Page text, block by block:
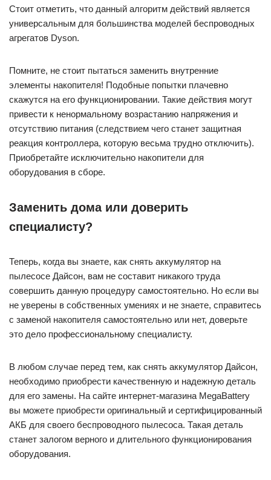
Стоит отметить, что данный алгоритм действий является
универсальным для большинства моделей беспроводных
агрегатов Dyson.
Помните, не стоит пытаться заменить внутренние
элементы накопителя! Подобные попытки плачевно
скажутся на его функционировании. Такие действия могут
привести к ненормальному возрастанию напряжения и
отсутствию питания (следствием чего станет защитная
реакция контроллера, которую весьма трудно отключить).
Приобретайте исключительно накопители для
оборудования в сборе.
Заменить дома или доверить
специалисту?
Теперь, когда вы знаете, как снять аккумулятор на
пылесосе Дайсон, вам не составит никакого труда
совершить данную процедуру самостоятельно. Но если вы
не уверены в собственных умениях и не знаете, справитесь
с заменой накопителя самостоятельно или нет, доверьте
это дело профессиональному специалисту.
В любом случае перед тем, как снять аккумулятор Дайсон,
необходимо приобрести качественную и надежную деталь
для его замены. На сайте интернет-магазина MegaBattery
вы можете приобрести оригинальный и сертифицированный
АКБ для своего беспроводного пылесоса. Такая деталь
станет залогом верного и длительного функционирования
оборудования.